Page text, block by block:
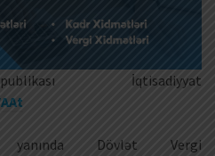
İqtisadiyyat
yanında Dövlət Vergi